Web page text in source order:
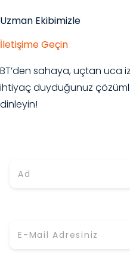
Uzman Ekibimizle
İletişime Geçin
BT’den sahaya, uçtan uca
ihtiyaç duyduğunuz
dinleyin!